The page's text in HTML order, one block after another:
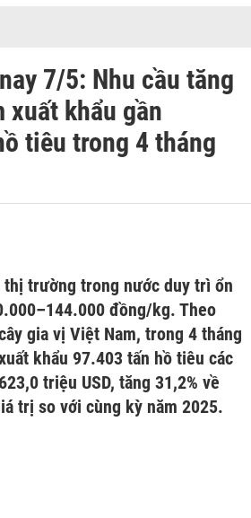
7/5: Nhu cầu tăng
xuất khẩu gần
tiêu trong 4 tháng
thị trường trong nước duy trì ổn
đồng/kg. Theo
gia vị Việt Nam, trong 4 tháng
khẩu 97.403 tấn hồ tiêu các
triệu USD, tăng 31,2% về
trị so với cùng kỳ năm 2025.